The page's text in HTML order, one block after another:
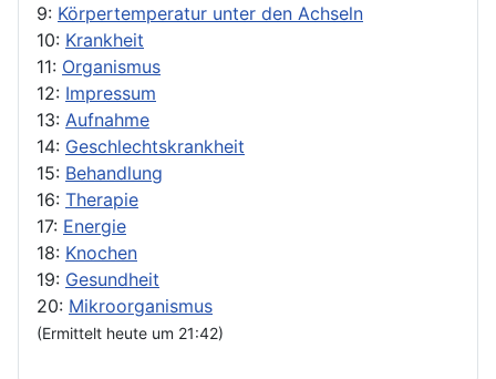
9: Körpertemperatur unter den Achseln
10: Krankheit
11: Organismus
12: Impressum
13: Aufnahme
14: Geschlechtskrankheit
15: Behandlung
16: Therapie
17: Energie
18: Knochen
19: Gesundheit
20: Mikroorganismus
(Ermittelt heute um 21:42)